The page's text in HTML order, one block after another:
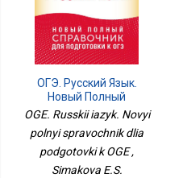
ОГЭ. Русский Язык.
Новый Полный
Справочник Для
Подготовки К ОГЭ
OGE. Russkii iazyk. Novyi
polnyi spravochnik dlia
podgotovki k OGE ,
Simakova E.S.